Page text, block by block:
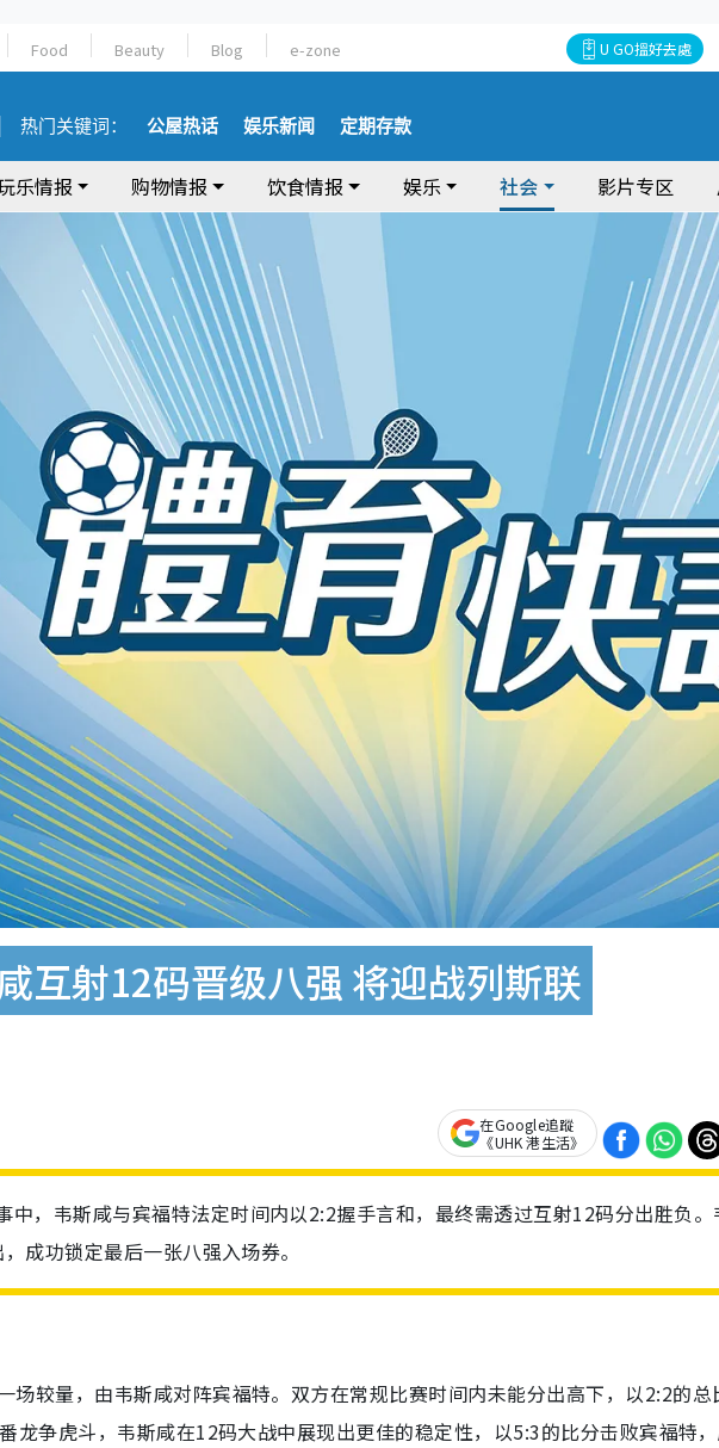
Food Beauty Blog e-zone U GO搵好去處
热门关键词： 公屋热话 娱乐新闻 定期存款
乐情报 购物情报 饮食情报 娱乐 社会 影片专区
互射12码晋级八强 将迎战列斯联
在Google追蹤
《UHK 港生活》
中，韦斯咸与宾福特法定时间内以2:2握手言和，最终需透过互射12码分出胜负。
成功锁定最后一张八强入场券。
场较量，由韦斯咸对阵宾福特。双方在常规比赛时间内未能分出高下，以2:2的总
龙争虎斗，韦斯咸在12码大战中展现出更佳的稳定性，以5:3的比分击败宾福特